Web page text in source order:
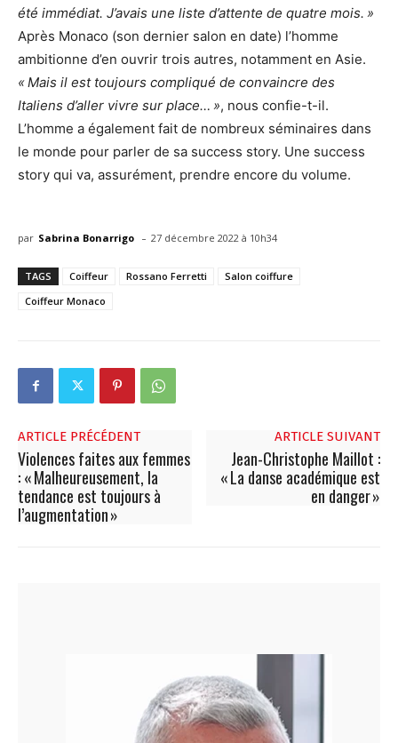
été immédiat. J’avais une liste d’attente de quatre mois. »
Après Monaco (son dernier salon en date) l’homme
ambitionne d’en ouvrir trois autres, notamment en Asie.
« Mais il est toujours compliqué de convaincre des
Italiens d’aller vivre sur place… », nous confie-t-il.
L’homme a également fait de nombreux séminaires dans
le monde pour parler de sa success story. Une success
story qui va, assurément, prendre encore du volume.
par Sabrina Bonarrigo - 27 décembre 2022 à 10h34
TAGS Coiffeur Rossano Ferretti
Salon coiffure
Coiffeur Monaco
ARTICLE PRÉCÉDENT
Violences faites aux femmes
: « Malheureusement, la
tendance est toujours à
l’augmentation »
ARTICLE SUIVANT
Jean-Christophe Maillot :
« La danse académique est
en danger »